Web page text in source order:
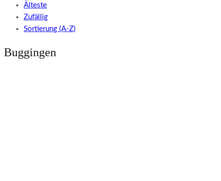
Älteste
Zufällig
Sortierung (A-Z)
Buggingen